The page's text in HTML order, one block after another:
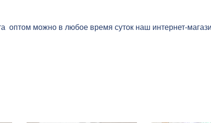
оптом можно в любое время суток наш интернет-